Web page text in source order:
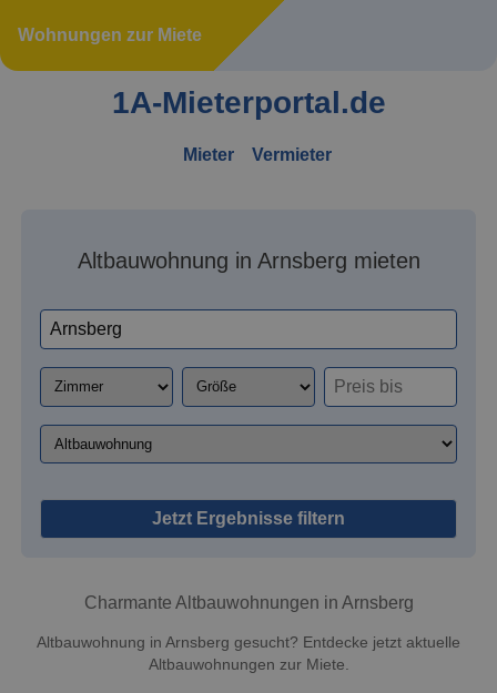
Wohnungen zur Miete
1A-Mieterportal.de
Mieter Vermieter
Altbauwohnung in Arnsberg mieten
Jetzt Ergebnisse filtern
Charmante Altbauwohnungen in Arnsberg
Altbauwohnung in Arnsberg gesucht? Entdecke jetzt aktuelle
Altbauwohnungen zur Miete.